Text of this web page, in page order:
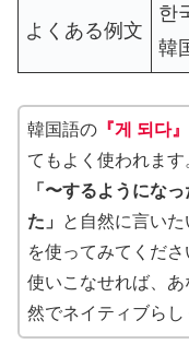
よくある例文
한
韓
韓国語の 『게 되다』
てもよく使われます
「〜するようにな
た」
と自然に言い
を使ってみてくださ
使いこなせれば、
然でネイティブらし